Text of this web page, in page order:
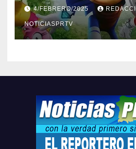
Barceloneta y
Relojes gratis para
compre ahora….
4/FEBRERO/2025
NOTICIASPRTV